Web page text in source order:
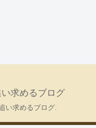
求めるブログ
い求めるブログ.